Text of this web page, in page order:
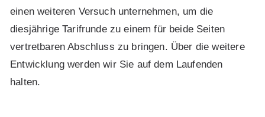
einen weiteren Versuch unternehmen, um die
diesjährige Tarifrunde zu einem für beide Seiten
vertretbaren Abschluss zu bringen. Über die weitere
Entwicklung werden wir Sie auf dem Laufenden
halten.